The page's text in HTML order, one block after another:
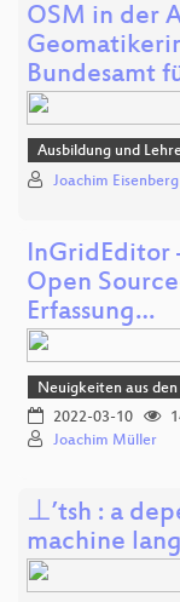
OSM in der
Bundesamt
Ausbildung und
Joachim Eisenberg
InGridEditor
Open
Erfassung…
Neuigkeiten aus
2022-03-10
Joachim Müller
⊥’tsh : a
machine